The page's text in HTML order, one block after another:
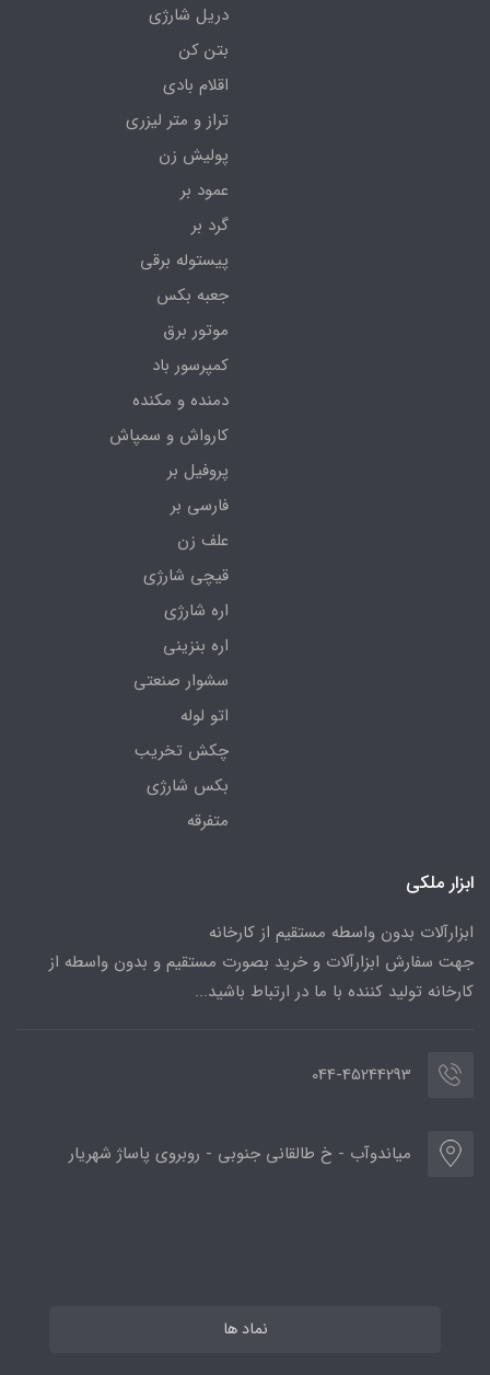
دریل شارژی
بتن کن
اقلام بادی
تراز و متر لیزری
پولیش زن
عمود بر
گرد بر
پیستوله برقی
جعبه بکس
موتور برق
کمپرسور باد
دمنده و مکنده
کارواش و سمپاش
پروفیل بر
فارسی بر
علف زن
قیچی شارژی
اره شارژی
اره بنزینی
سشوار صنعتی
اتو لوله
چکش تخریب
بکس شارژی
متفرقه
ابزار ملکی
ابزارآلات بدون واسطه مستقیم از کارخانه
جهت سفارش ابزارآلات و خرید بصورت مستقیم و بدون واسطه از
کارخانه تولید کننده با ما در ارتباط باشید...
044-45244293
میاندوآب - خ طالقانی جنوبی - روبروی پاساژ شهریار
نماد ها